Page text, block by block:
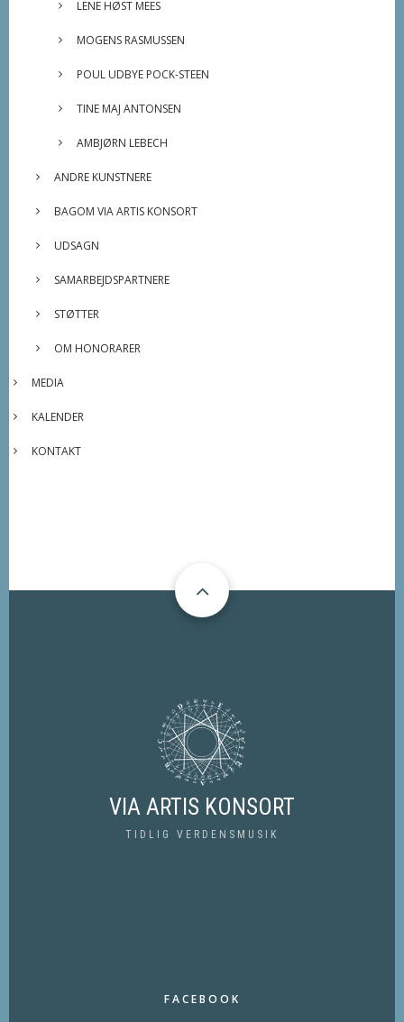
LENE HØST MEES
MOGENS RASMUSSEN
POUL UDBYE POCK-STEEN
TINE MAJ ANTONSEN
AMBJØRN LEBECH
ANDRE KUNSTNERE
BAGOM VIA ARTIS KONSORT
UDSAGN
SAMARBEJDSPARTNERE
STØTTER
OM HONORARER
MEDIA
KALENDER
KONTAKT
VIA ARTIS KONSORT
TIDLIG VERDENSMUSIK
FACEBOOK